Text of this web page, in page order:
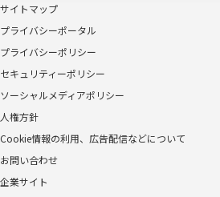
サイトマップ
プライバシーポータル
プライバシーポリシー
セキュリティーポリシー
ソーシャルメディアポリシー
人権方針
Cookie情報の利用、広告配信などについて
お問い合わせ
企業サイト